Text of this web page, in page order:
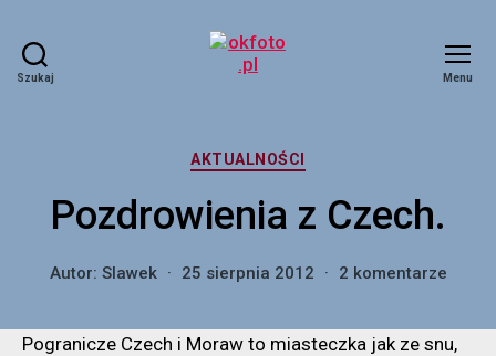
Szukaj Menu
Kategorie
AKTUALNOŚCI
Pozdrowienia z Czech.
Autor: Slawek 25 sierpnia 2012 2 komentarzedo
Pogranicze Czech i Moraw to miasteczka jak ze snu,